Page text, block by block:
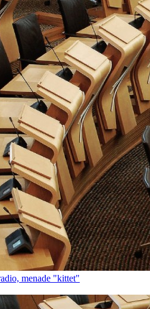
menade "kittet"